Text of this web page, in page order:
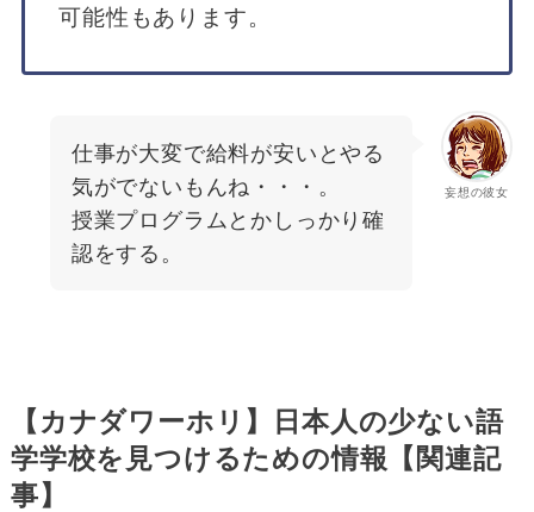
可能性もあります。
妄想の彼女
仕事が大変で給料が安いとやる
気がでないもんね・・・。
授業プログラムとかしっかり確
認をする。
【カナダワーホリ】日本人の少ない語
学学校を見つけるための情報【関連記
事】